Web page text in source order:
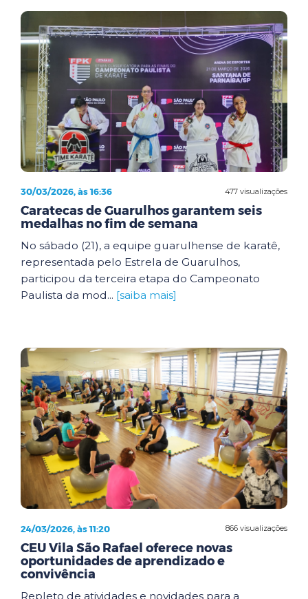
477 visualizações
30/03/2026, às 16:36
Caratecas de Guarulhos garantem seis
medalhas no fim de semana
No sábado (21), a equipe guarulhense de karatê,
representada pelo Estrela de Guarulhos,
participou da terceira etapa do Campeonato
Paulista da mod... [saiba mais]
866 visualizações
24/03/2026, às 11:20
CEU Vila São Rafael oferece novas
oportunidades de aprendizado e
convivência
Repleto de atividades e novidades para a